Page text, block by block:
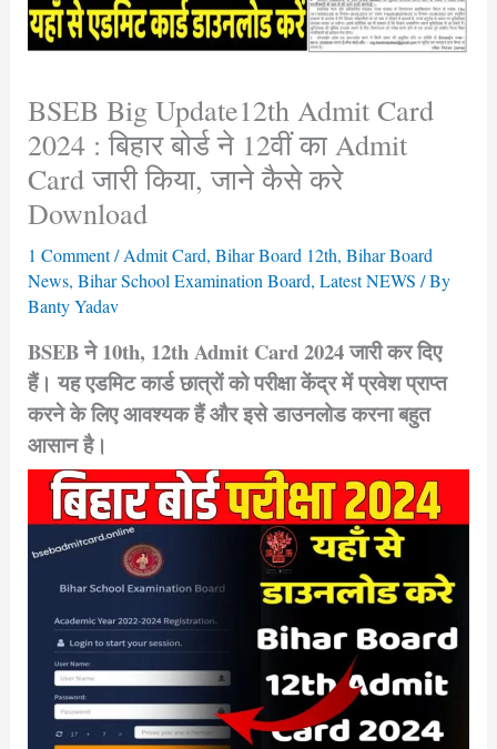
BSEB Big Update12th Admit Card
2024 : बिहार बोर्ड ने 12वीं का Admit
Card जारी किया, जाने कैसे करे
Download
1 Comment /Admit Card, Bihar Board 12th, Bihar Board
News, Bihar School Examination Board, Latest NEWS / By
Banty Yadav
BSEB ने 10th, 12th Admit Card 2024 जारी कर दिए
हैं। यह एडमिट कार्ड छात्रों को परीक्षा केंद्र में प्रवेश प्राप्त
करने के लिए आवश्यक हैं और इसे डाउनलोड करना बहुत
आसान है।